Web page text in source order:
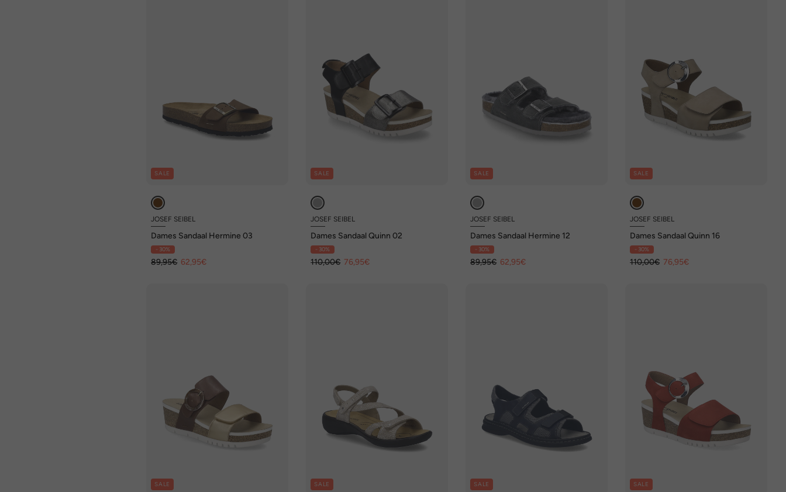
SALE
JOSEF SEIBEL
Dames Sandaal Hermine 03
- 30%
89,95€ 62,95€
SALE
JOSEF SEIBEL
Dames Sandaal Quinn 02
- 30%
110,00€ 76,95€
SALE
JOSEF SEIBEL
Dames Sandaal Hermine 12
- 30%
89,95€ 62,95€
SALE
JOSEF SEIBEL
Dames Sandaal Quinn 16
- 30%
110,00€ 76,95€
SALE SALE SALE SALE